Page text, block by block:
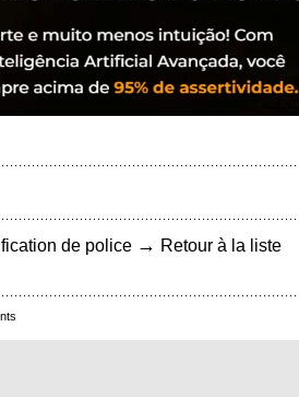
de police → Retour à la liste